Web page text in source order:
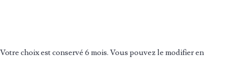
Votre choix est conservé 6 mois. Vous pouvez le modifier en